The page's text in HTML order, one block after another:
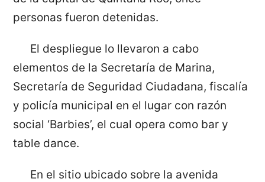
personas fueron detenidas.
El despliegue lo llevaron a cabo
elementos de la Secretaría de Marina,
Secretaría de Seguridad Ciudadana, fiscalía
y policía municipal en el lugar con razón
social ‘Barbies’, el cual opera como bar y
table dance.
En el sitio ubicado sobre la avenida